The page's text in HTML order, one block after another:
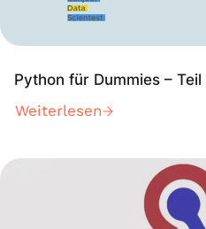
Python für Dummies – Teil
Weiterlesen